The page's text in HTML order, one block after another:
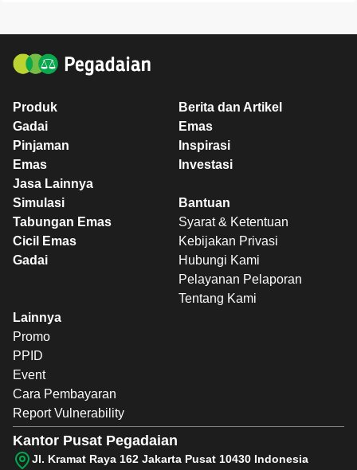
Produk
Gadai
Pinjaman
Emas
Jasa Lainnya
Berita dan Artikel
Emas
Inspirasi
Investasi
Simulasi
Tabungan Emas
Cicil Emas
Gadai
Bantuan
Syarat & Ketentuan
Kebijakan Privasi
Hubungi Kami
Pelayanan Pelaporan
Tentang Kami
Lainnya
Promo
PPID
Event
Cara Pembayaran
Report Vulnerability
Kantor Pusat Pegadaian
Jl. Kramat Raya 162 Jakarta Pusat 10430 Indonesia